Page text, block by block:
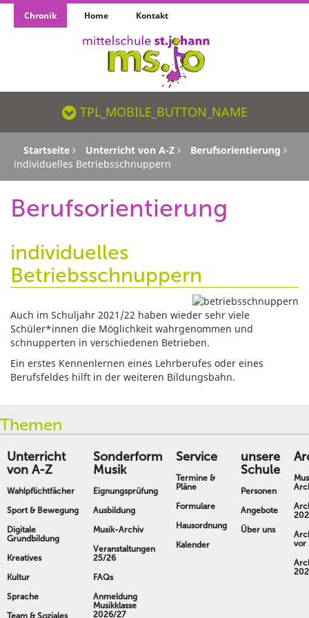
Chronik Home Kontakt
TPL_MOBILE_BUTTON_NAME_SR
TPL_MOBILE_BUTTON_NAME
Startseite Unterricht von A-Z
Berufsorientierung
individuelles Betriebsschnuppern
Berufsorientierung
individuelles
Betriebsschnuppern
Auch im Schuljahr 2021/22 haben wieder sehr viele
Schüler*innen die Möglichkeit wahrgenommen und
schnupperten in verschiedenen Betrieben.
Ein erstes Kennenlernen eines Lehrberufes oder eines
Berufsfeldes hilft in der weiteren Bildungsbahn.
Themen
Unterricht
von A-Z
Wahlpflichtfächer
Sport & Bewegung
Digitale
Grundbildung
Kreatives
Kultur
Sprache
Team & Soziales
Sonderform
Musik
Eignungsprüfung
Ausbildung
Musik-Archiv
Veranstaltungen
25/26
FAQs
Anmeldung
Musikklasse
2026/27
Service
Termine &
Pläne
Formulare
Hausordnung
Kalender
unsere
Schule
Personen
Angebote
Über uns
vor